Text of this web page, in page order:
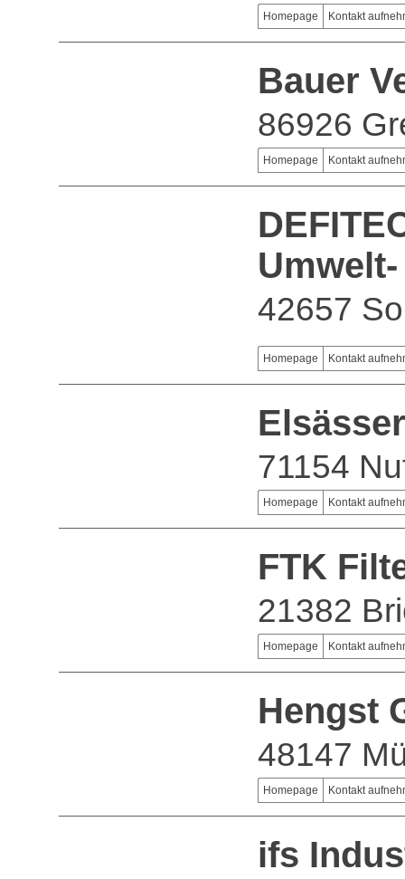
Homepage Kontakt
Bauer
86926
Homepage Kontakt
42657
Homepage Kontakt
71154
Homepage Kontakt
FTK
21382
Homepage Kontakt
Hengst
48147
Homepage Kontakt
ifs